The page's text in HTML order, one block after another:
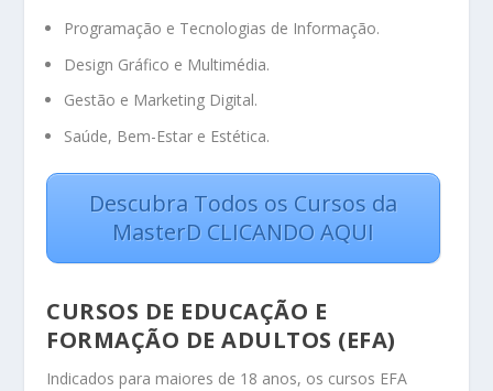
Programação e Tecnologias de Informação.
Design Gráfico e Multimédia.
Gestão e Marketing Digital.
Saúde, Bem-Estar e Estética.
Descubra Todos os Cursos da
MasterD CLICANDO AQUI
CURSOS DE EDUCAÇÃO E
FORMAÇÃO DE ADULTOS (EFA)
Indicados para maiores de 18 anos, os cursos EFA